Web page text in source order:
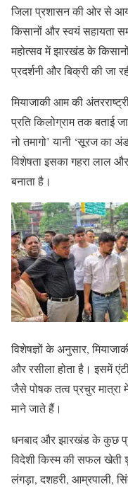
जिला प्रशासन की ओर से
किसानों और स्वयं सहायता
महोत्सव में झारखंड के किसानों
प्रदर्शनी और बिक्री की जा
मियाजाकी आम की
प्रति किलोग्राम तक बताई
नो तमागो’ यानी ‘सूरज का
विशेषता इसका गहरा लाल
बनाता है।
विशेषज्ञों के अनुसार,
और रसीला होता है। इसमें
जैसे पोषक तत्व प्रचुर मात्रा
माने जाते हैं।
धनबाद और झारखंड के कुछ
विदेशी किस्म की सफल खेती
लंगड़ा, दशहरी, आम्रपाली,